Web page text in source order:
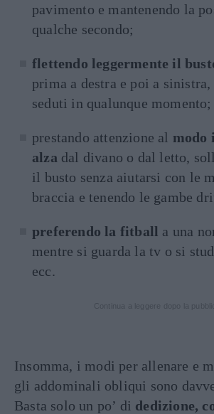
pavimento e mantenendo la
qualche secondo;
flettendo leggermente il
prima a destra e poi a
seduti in qualunque momento;
prestando attenzione al modo
alza dal divano o dal letto,
il busto senza aiutarsi con le
braccia e tenendo le gambe
preferendo la fitball a una
mentre si guarda la tv o si
ecc.
Insomma, i modi per allenare e
gli addominali obliqui sono
Basta solo un po’ di dedizione,